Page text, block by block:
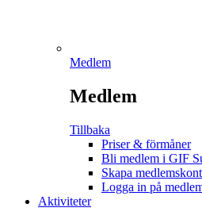
Medlem
Medlem
Tillbaka
Priser & förmåner
Bli medlem i GIF
Skapa
Logga in på
Aktiviteter